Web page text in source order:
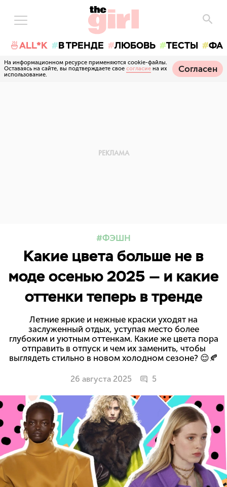
🍜ALL*K В ТРЕНДЕ ЛЮБОВЬ ТЕСТЫ
На информационном ресурсе применяются cookie-файлы.
Оставаясь на сайте, вы подтверждаете свое согласие на их
использование.
Согласен
ФЭШН
Какие цвета больше не в
моде осенью 2025 — и какие
оттенки теперь в тренде
Летние яркие и нежные краски уходят на
заслуженный отдых, уступая место более
глубоким и уютным оттенкам. Какие же цвета пора
отправить в отпуск и чем их заменить, чтобы
выглядеть стильно в новом холодном сезоне? 😌🍂
26 августа 2025 5